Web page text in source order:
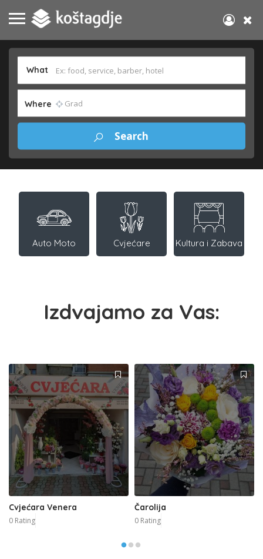
What
Where
Auto Moto Cvjećare Kultura i Zabava
Izdvajamo za Vas:
Cvjećara Venera
0 Rating
Čarolija
0 Rating